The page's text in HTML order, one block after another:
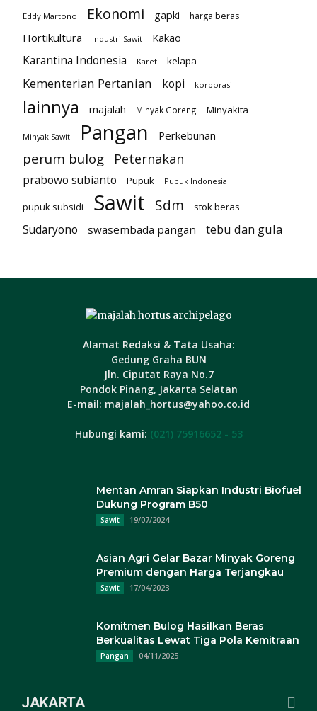
Eddy Martono Ekonomi gapki harga beras
Hortikultura Industri Sawit Kakao
Karantina Indonesia Karet kelapa
Kementerian Pertanian kopi korporasi
lainnya majalah Minyak Goreng Minyakita
Minyak Sawit Pangan Perkebunan
perum bulog Peternakan
prabowo subianto Pupuk Pupuk Indonesia
pupuk subsidi Sawit Sdm stok beras
Sudaryono swasembada pangan tebu dan gula
Alamat Redaksi & Tata Usaha:
Gedung Graha BUN
Jln. Ciputat Raya No.7
Pondok Pinang, Jakarta Selatan
E-mail: majalah_hortus@yahoo.co.id
Hubungi kami: (021) 75916652 - 53
Mentan Amran Siapkan Industri Biofuel
Dukung Program B50
Sawit 19/07/2024
Asian Agri Gelar Bazar Minyak Goreng
Premium dengan Harga Terjangkau
Sawit 17/04/2023
Komitmen Bulog Hasilkan Beras
Berkualitas Lewat Tiga Pola Kemitraan
Pangan 04/11/2025
JAKARTA